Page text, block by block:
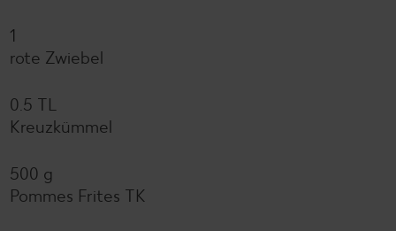
1
rote Zwiebel
0.5 TL
Kreuzkümmel
500 g
Pommes Frites TK